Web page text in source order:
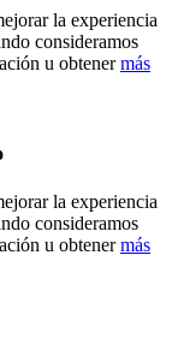
la experiencia
consideramos
u obtenermás
la experiencia
consideramos
u obtenermás